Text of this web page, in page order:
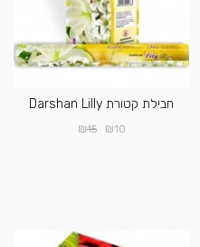
חבילת קטורת Darshan Lilly
₪10
₪15